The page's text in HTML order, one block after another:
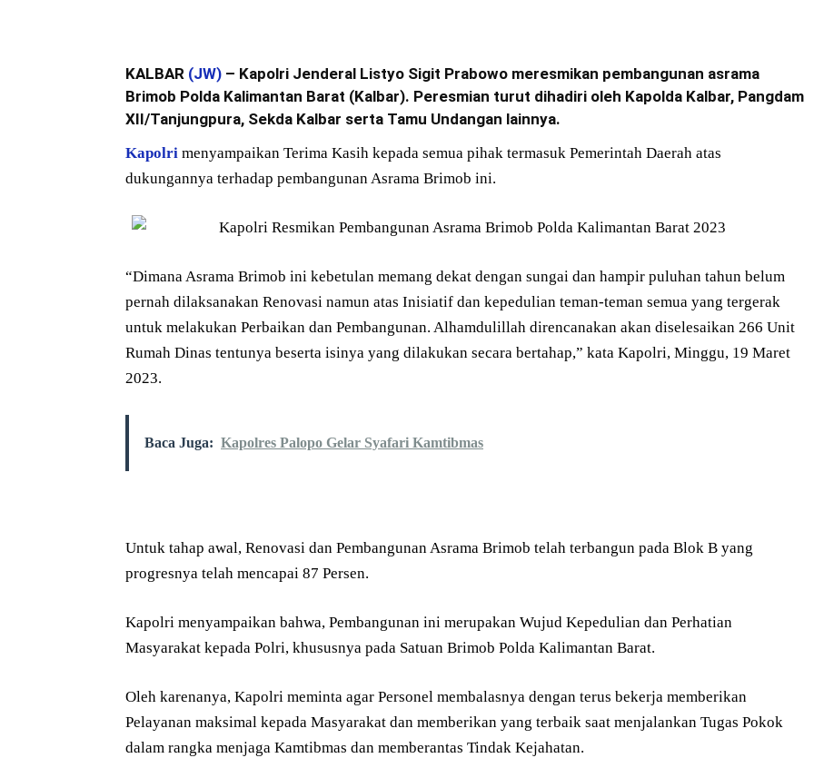
KALBAR (JW) – Kapolri Jenderal Listyo Sigit Prabowo meresmikan pembangunan asrama
Brimob Polda Kalimantan Barat (Kalbar). Peresmian turut dihadiri oleh Kapolda Kalbar, Pangdam
XII/Tanjungpura, Sekda Kalbar serta Tamu Undangan lainnya.
Kapolri menyampaikan Terima Kasih kepada semua pihak termasuk Pemerintah Daerah atas
dukungannya terhadap pembangunan Asrama Brimob ini.
“Dimana Asrama Brimob ini kebetulan memang dekat dengan sungai dan hampir puluhan tahun belum
pernah dilaksanakan Renovasi namun atas Inisiatif dan kepedulian teman-teman semua yang tergerak
untuk melakukan Perbaikan dan Pembangunan. Alhamdulillah direncanakan akan diselesaikan 266 Unit
Rumah Dinas tentunya beserta isinya yang dilakukan secara bertahap,” kata Kapolri, Minggu, 19 Maret
2023.
Baca Juga: Kapolres Palopo Gelar Syafari Kamtibmas
Untuk tahap awal, Renovasi dan Pembangunan Asrama Brimob telah terbangun pada Blok B yang
progresnya telah mencapai 87 Persen.
Kapolri menyampaikan bahwa, Pembangunan ini merupakan Wujud Kepedulian dan Perhatian
Masyarakat kepada Polri, khususnya pada Satuan Brimob Polda Kalimantan Barat.
Oleh karenanya, Kapolri meminta agar Personel membalasnya dengan terus bekerja memberikan
Pelayanan maksimal kepada Masyarakat dan memberikan yang terbaik saat menjalankan Tugas Pokok
dalam rangka menjaga Kamtibmas dan memberantas Tindak Kejahatan.